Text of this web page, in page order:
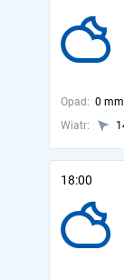
Opad: 0 mm
Wiatr:
18:00